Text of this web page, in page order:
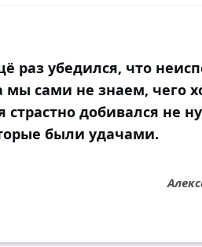
раз убедился, что
мы сами не знаем, чего
страстно добивался не
были удачами.